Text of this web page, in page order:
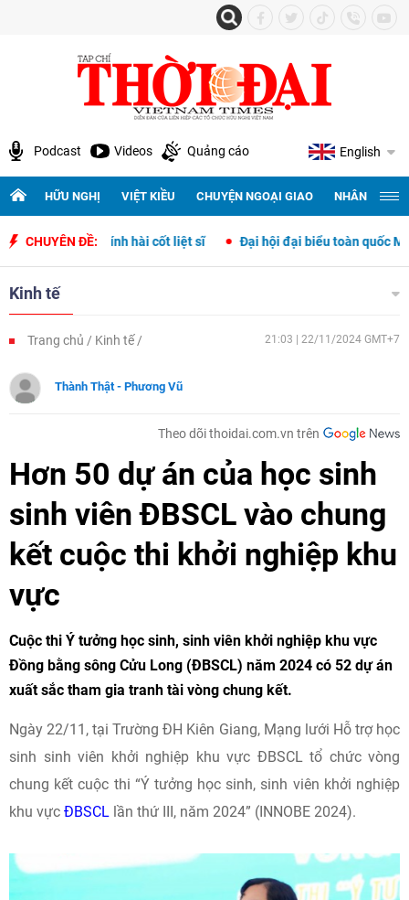
Podcast Videos Quảng cáo English
HỮU NGHỊ VIỆT KIỀU CHUYỆN NGOẠI GIAO NHÂN
CHUYÊN ĐỀ:
danh tính hài cốt liệt sĩ Đại hội đại biểu toàn quốc Mặt trận Tổ
Kinh tế
Trang chủ Kinh tế 21:03 | 22/11/2024 GMT+7
Thành Thật - Phương Vũ
Theo dõi thoidai.com.vn trên
Hơn 50 dự án của học sinh
sinh viên ĐBSCL vào chung
kết cuộc thi khởi nghiệp khu
vực
Cuộc thi Ý tưởng học sinh, sinh viên khởi nghiệp khu vực
Đồng bằng sông Cửu Long (ĐBSCL) năm 2024 có 52 dự án
xuất sắc tham gia tranh tài vòng chung kết.
Ngày 22/11, tại Trường ĐH Kiên Giang, Mạng lưới Hỗ trợ học
sinh sinh viên khởi nghiệp khu vực ĐBSCL tổ chức vòng
chung kết cuộc thi “Ý tưởng học sinh, sinh viên khởi nghiệp
khu vực ĐBSCL lần thứ III, năm 2024” (INNOBE 2024).